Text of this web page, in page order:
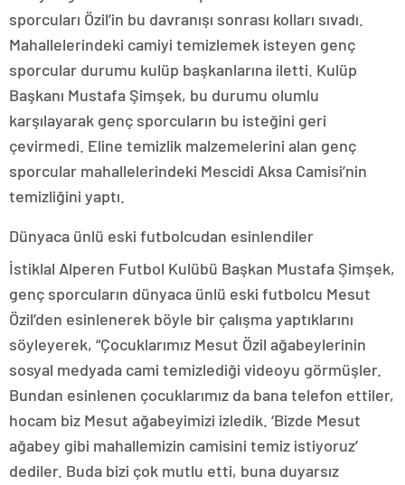
sporcuları Özil’in bu davranışı sonrası kolları sıvadı.
Mahallelerindeki camiyi temizlemek isteyen genç
sporcular durumu kulüp başkanlarına iletti. Kulüp
Başkanı Mustafa Şimşek, bu durumu olumlu
karşılayarak genç sporcuların bu isteğini geri
çevirmedi. Eline temizlik malzemelerini alan genç
sporcular mahallelerindeki Mescidi Aksa Camisi’nin
temizliğini yaptı.
Dünyaca ünlü eski futbolcudan esinlendiler
İstiklal Alperen Futbol Kulübü Başkan Mustafa Şimşek,
genç sporcuların dünyaca ünlü eski futbolcu Mesut
Özil’den esinlenerek böyle bir çalışma yaptıklarını
söyleyerek, “Çocuklarımız Mesut Özil ağabeylerinin
sosyal medyada cami temizlediği videoyu görmüşler.
Bundan esinlenen çocuklarımız da bana telefon ettiler,
hocam biz Mesut ağabeyimizi izledik. ‘Bizde Mesut
ağabey gibi mahallemizin camisini temiz istiyoruz’
dediler. Buda bizi çok mutlu etti, buna duyarsız